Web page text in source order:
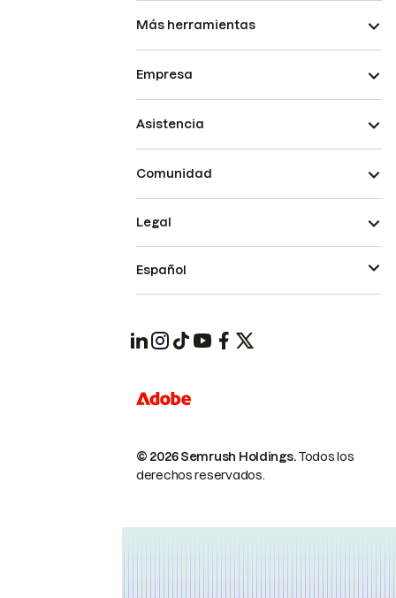
Más herramientas
Empresa
Asistencia
Comunidad
© 2026 Semrush Holdings.Todos los
derechos reservados.
Legal
Español